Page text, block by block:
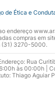
de Ética e
endereço
compras em
(31) 3270-5000.
Rua
às 00:00h |
Thiago